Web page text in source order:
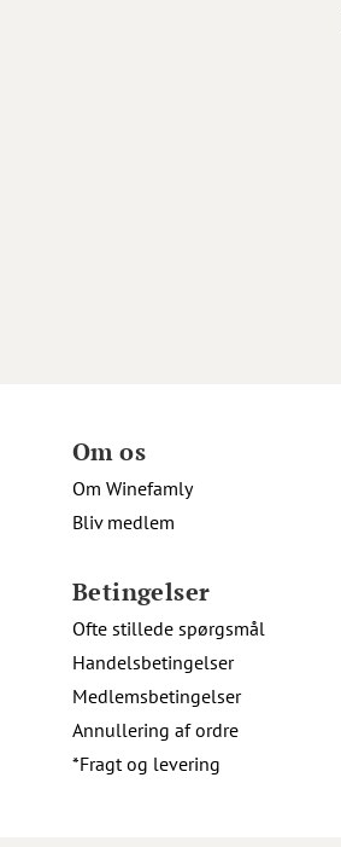
Om os
Om Winefamly
Bliv medlem
Betingelser
Ofte stillede spørgsmål
Handelsbetingelser
Medlemsbetingelser
Annullering af ordre
*Fragt og levering